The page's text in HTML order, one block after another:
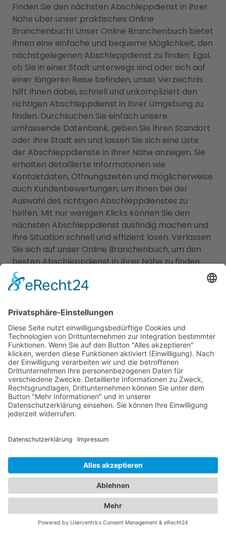
Finden Sie den nächsten Abschleppdienst in Ihrer
Nähe über unser praktisches Online
Branchenbuch! Unser Online Branchenbuch bietet
Ihnen eine einfache und bequeme Möglichkeit, den
nächstgelegenen Abschleppdienst zu finden. Egal,
ob Sie in einer Stadt unterwegs sind oder sich auf
einer längeren Reise befinden, unser Verzeichnis
hilft Ihnen dabei, schnell und unkompliziert den
richtigen Abschleppdienst in Ihrer Umgebung zu
finden. Durchsuchen Sie einfach unsere
umfassende Datenbank, geben Sie Ihren Standort
oder Ihre Stadt ein und lassen Sie sich eine Liste
der Abschleppdienste in Ihrer Nähe anzeigen. Sie
erhalten detaillierte Informationen wie
Kontaktdaten, Öffnungszeiten und möglicherweise
auch Kundenbewertungen, um Ihnen bei der
Auswahl des richtigen Abschleppdienstes zu
helfen. Mit nur wenigen Klicks können Sie den
nächsten Abschleppdienst ausfindig machen und
Ihre Situation schnell und effizient lösen. Verlassen
Sie sich auf unser Online Branchenbuch, um den
besten Abschleppdienst in Ihrer Nähe zu finden
und wieder auf die Straße zurückzukehren.
Vertrauen Sie auf unser Online Branchenbuch und
Ihnen bei Ihren Bedürfnissen zur Seite steht!
Abschleppdienste und Hotels:
Ein umfassendes Angebot für
Ihre Mobilität und Unterkunft
Unser umfangreiches Branchenportal bietet Ihnen
nicht nur alle Informationen rund um zuverlässige
Abschleppdienste, sondern auch eine breite
Auswahl an Hotels für Ihren nächsten Aufenthalt.
im Notfall als auch bei der Urlaubsplanung bestens
Abschleppdienst in Ihrer Nähe suchen oder nach
dem perfektenHotel Altenau, Harzfür Ihre
Reisevorhaben Ausschau halten - bei uns sind Sie
richtig. Unser Portal präsentiert Ihnen eine
umfassende Liste von Abschleppdiensten, die
Ihnen bei Fahrzeugpannen und Problemen zur